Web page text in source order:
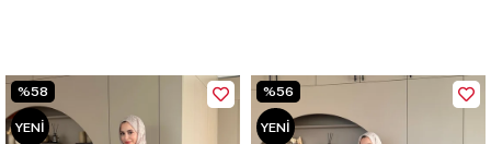
%58
YENI
%56
YENI